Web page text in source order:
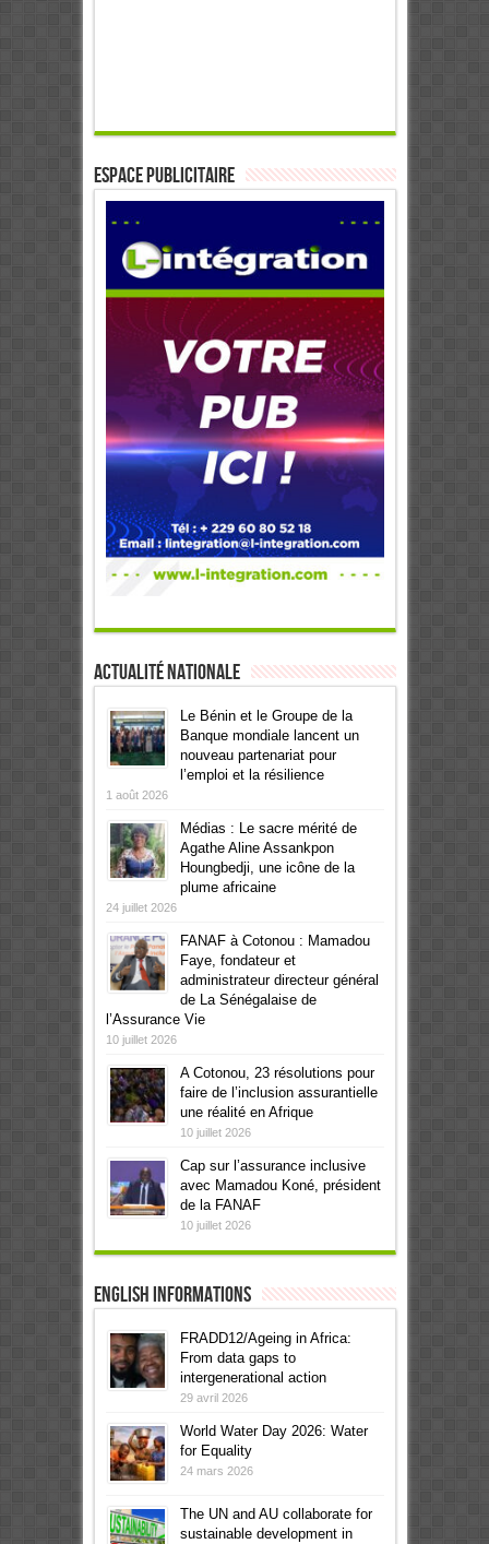
ESPACE PUBLICITAIRE
Actualité Nationale
Le Bénin et le Groupe de la
Banque mondiale lancent un
nouveau partenariat pour
l’emploi et la résilience
1 août 2026
Médias : Le sacre mérité de
Agathe Aline Assankpon
Houngbedji, une icône de la
plume africaine
24 juillet 2026
FANAF à Cotonou : Mamadou
Faye, fondateur et
administrateur directeur général
de La Sénégalaise de
l’Assurance Vie
10 juillet 2026
A Cotonou, 23 résolutions pour
faire de l’inclusion assurantielle
une réalité en Afrique
10 juillet 2026
Cap sur l’assurance inclusive
avec Mamadou Koné, président
de la FANAF
10 juillet 2026
English informations
FRADD12/Ageing in Africa:
From data gaps to
intergenerational action
29 avril 2026
World Water Day 2026: Water
for Equality
24 mars 2026
The UN and AU collaborate for
sustainable development in